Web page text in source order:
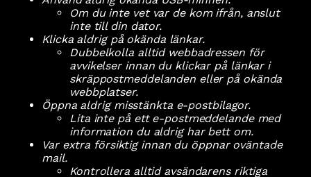
Om du inte vet var de kom ifrån, anslut
inte till din dator.
Klicka aldrig på okända länkar.
Dubbelkolla alltid webbadressen för
avvikelser innan du klickar på länkar i
skräppostmeddelanden eller på okända
webbplatser.
Öppna aldrig misstänkta e-postbilagor.
Lita inte på ett e-postmeddelande med
information du aldrig har bett om.
Var extra försiktig innan du öppnar oväntade
mail.
Kontrollera alltid avsändarens riktiga